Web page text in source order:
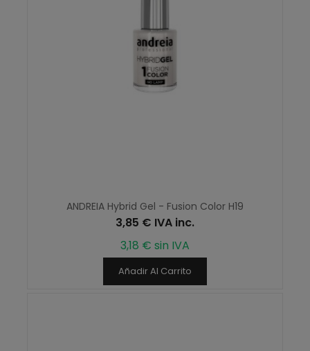
ANDREIA Hybrid Gel - Fusion Color H19
3,85 € IVA inc.
3,18 € sin IVA
Añadir Al Carrito